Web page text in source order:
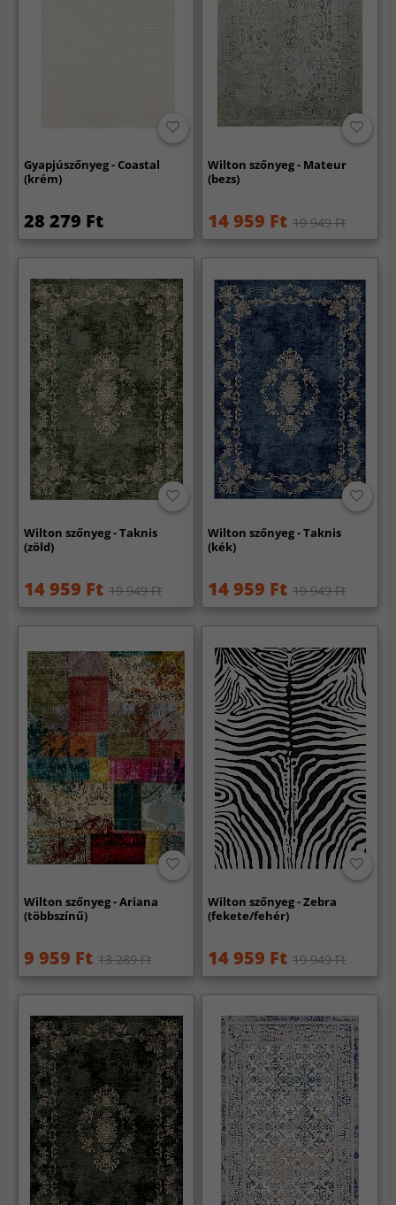
Gyapjúszőnyeg - Coastal
(krém)
28 279 Ft
Wilton szőnyeg - Mateur
(bezs)
14 959 Ft 19 949 Ft
Wilton szőnyeg - Taknis
(zöld)
14 959 Ft 19 949 Ft
Wilton szőnyeg - Taknis
(kék)
14 959 Ft 19 949 Ft
Wilton szőnyeg - Ariana
(többszínű)
9 959 Ft 13 289 Ft
Wilton szőnyeg - Zebra
(fekete/fehér)
14 959 Ft 19 949 Ft